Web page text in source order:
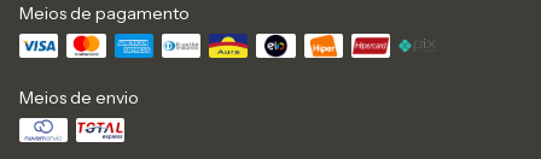
Meios de pagamento
Meios de envio